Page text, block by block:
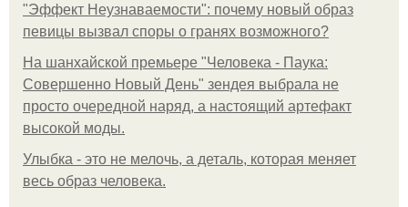
"Эффект Неузнаваемости": почему новый образ
певицы вызвал споры о гранях возможного?
На шанхайской премьере "Человека - Паука:
Совершенно Новый День" зендея выбрала не
просто очередной наряд, а настоящий артефакт
высокой моды.
Улыбка - это не мелочь, а деталь, которая меняет
весь образ человека.